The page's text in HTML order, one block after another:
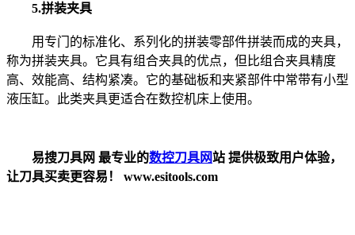
5.拼装夹具
用专门的标准化、系列化的拼装零部件拼装而成的夹具，
称为拼装夹具。它具有组合夹具的优点，但比组合夹具精度
高、效能高、结构紧凑。它的基础板和夹紧部件中常带有小型
液压缸。此类夹具更适合在数控机床上使用。
易搜刀具网 最专业的数控刀具网站 提供极致用户体验，
让刀具买卖更容易！ www.esitools.com